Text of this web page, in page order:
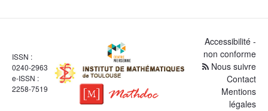
ISSN :
0240-2963
e-ISSN :
2258-7519
Accessibilité -
non conforme
Nous suivre
Contact
Mentions
légales